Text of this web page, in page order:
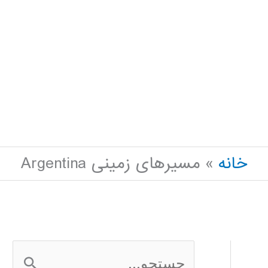
خانه
مسیرهای زمینی Argentina